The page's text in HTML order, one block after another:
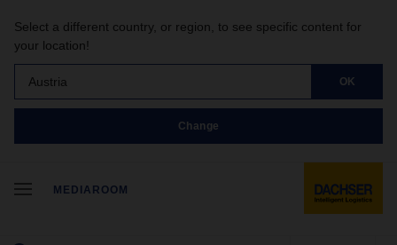
Select a different country, or region, to see specific content for
your location!
Austria OK
Change
MEDIAROOM